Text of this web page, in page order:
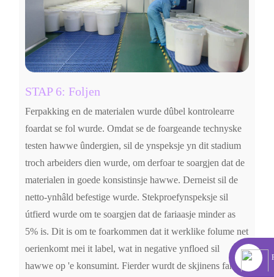
STAP 6: Foljen
Ferpakking en de materialen wurde dûbel kontrolearre
foardat se fol wurde. Omdat se de foargeande technyske
testen hawwe ûndergien, sil de ynspeksje yn dit stadium
troch arbeiders dien wurde, om derfoar te soargjen dat de
materialen in goede konsistinsje hawwe. Derneist sil de
netto-ynhâld befestige wurde. Stekproefynspeksje sil
útfierd wurde om te soargjen dat de fariaasje minder as
5% is. Dit is om te foarkommen dat it werklike folume net
oerienkomt mei it label, wat in negative ynfloed sil
hawwe op 'e konsumint. Fierder wurdt de skjinens fan it